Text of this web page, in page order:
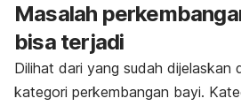
Masalah
bisa terjadi
Dilihat dari yang sudah dijelaskan
kategori perkembangan bayi.